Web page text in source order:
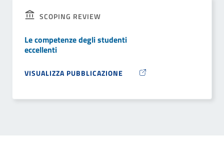
SCOPING REVIEW
Le competenze degli studenti
eccellenti
VISUALIZZA PUBBLICAZIONE